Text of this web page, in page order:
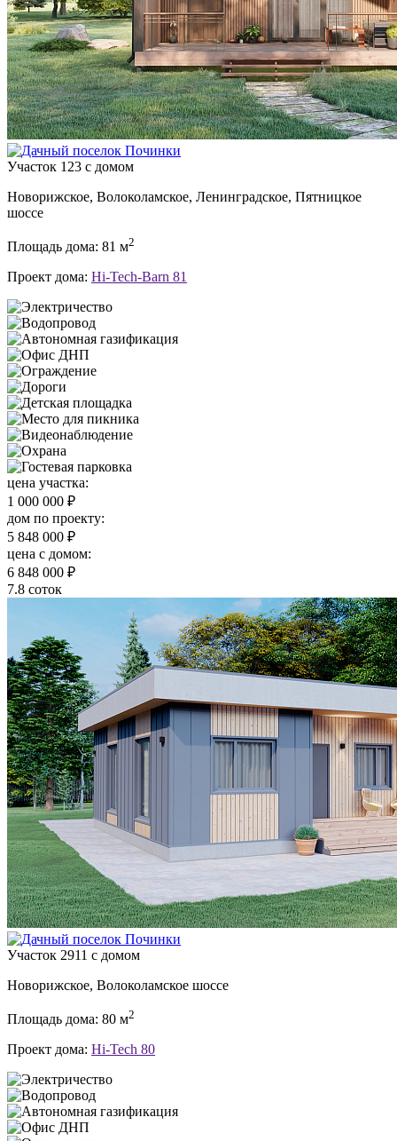
Участок 123 с домом
Новорижское, Волоколамское, Ленинградское, Пятницкое
шоссе
Площадь дома: 81 м2
Проект дома: Hi-Tech-Barn 81
цена участка:
1 000 000 ₽
дом по проекту:
5 848 000 ₽
цена c домом:
6 848 000 ₽
7.8 соток
Участок 2911 с домом
Новорижское, Волоколамское шоссе
Площадь дома: 80 м2
Проект дома: Hi-Tech 80